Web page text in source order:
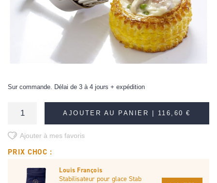
Sur commande. Délai de 3 à 4 jours + expédition
AJOUTER AU PANIER | 116,60 €
Ajouter à mes favoris
PRIX CHOC :
Louis François
Stabilisateur pour glace Stab